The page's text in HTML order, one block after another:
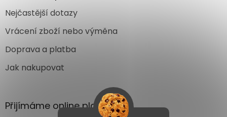
Nejčastější dotazy
Vrácení zboží nebo výměna
Doprava a platba
Jak nakupovat
Přijímáme online platby